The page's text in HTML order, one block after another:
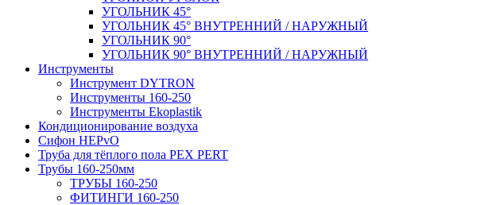
УГОЛЬНИК 45°
УГОЛЬНИК 45° ВНУТРЕННИЙ / НАРУЖНЫЙ
УГОЛЬНИК 90°
УГОЛЬНИК 90° ВНУТРЕННИЙ / НАРУЖНЫЙ
Инструменты
Инструмент DYTRON
Инструменты 160-250
Инструменты Ekoplastik
Кондиционирование воздуха
Сифон HEPvO
Труба для тёплого пола PEX PERT
Трубы 160-250мм
ТРУБЫ 160-250
ФИТИНГИ 160-250